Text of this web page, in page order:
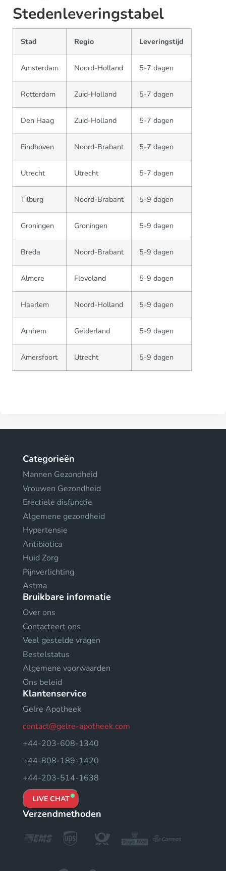
Stedenleveringstabel
Stad Regio Leveringstijd
Amsterdam Noord-Holland 5-7 dagen
Rotterdam Zuid-Holland 5-7 dagen
Den Haag Zuid-Holland 5-7 dagen
Eindhoven Noord-Brabant 5-7 dagen
Utrecht Utrecht 5-7 dagen
Tilburg Noord-Brabant 5-9 dagen
Groningen Groningen 5-9 dagen
Breda Noord-Brabant 5-9 dagen
Almere Flevoland 5-9 dagen
Haarlem Noord-Holland 5-9 dagen
Arnhem Gelderland 5-9 dagen
Amersfoort Utrecht 5-9 dagen
Categorieën
Mannen Gezondheid
Vrouwen Gezondheid
Erectiele disfunctie
Algemene gezondheid
Hypertensie
Antibiotica
Huid Zorg
Pijnverlichting
Astma
Bruikbare informatie
Over ons
Contacteert ons
Veel gestelde vragen
Bestelstatus
Algemene voorwaarden
Ons beleid
Klantenservice
Gelre Apotheek
contact@gelre-apotheek.com
+44-203-608-1340
+44-808-189-1420
+44-203-514-1638
LIVE CHAT
Verzendmethoden